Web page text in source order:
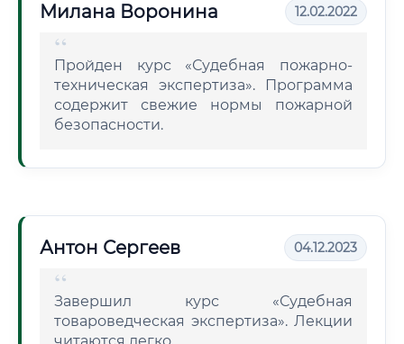
Милана Воронина 12.02.2022
Пройден курс «Судебная пожарно-
техническая экспертиза». Программа
содержит свежие нормы пожарной
безопасности.
Антон Сергеев 04.12.2023
Завершил курс «Судебная
товароведческая экспертиза». Лекции